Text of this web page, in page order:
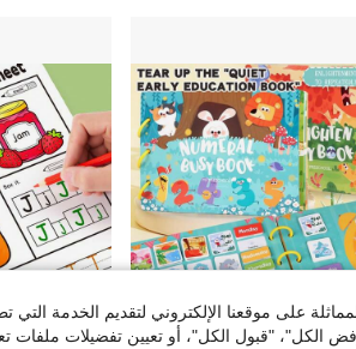
على موقعنا الإلكتروني لتقديم الخدمة التي
الكل"، "قبول الكل"، أو تعيين تفضيلات ملفات